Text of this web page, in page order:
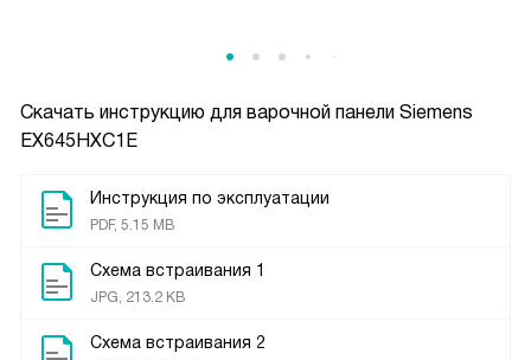
Скачать инструкцию для варочной панели Siemens
EX645HXC1E
Инструкция по эксплуатации
PDF, 5.15 MB
Схема встраивания 1
JPG, 213.2 KB
Схема встраивания 2